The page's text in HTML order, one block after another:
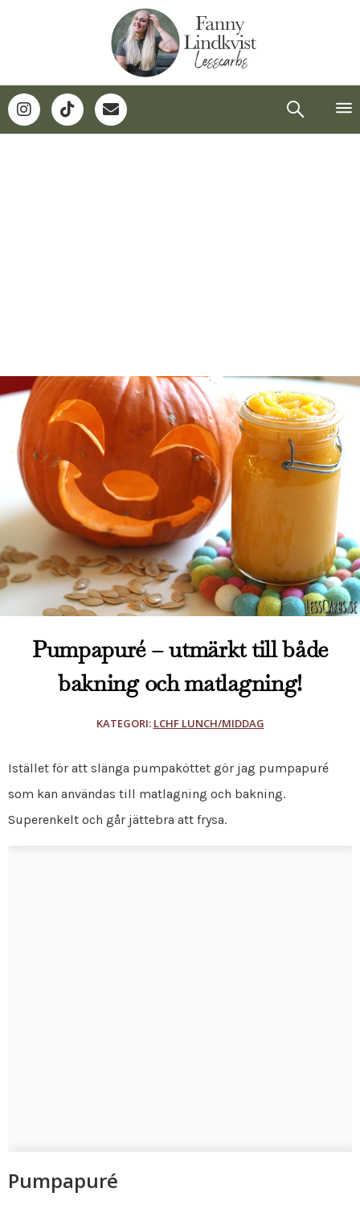
Pumpapuré – utmärkt till både
bakning och matlagning!
KATEGORI: LCHF LUNCH/MIDDAG
Istället för att slänga pumpaköttet gör jag pumpapuré
som kan användas till matlagning och bakning.
Superenkelt och går jättebra att frysa.
Pumpapuré